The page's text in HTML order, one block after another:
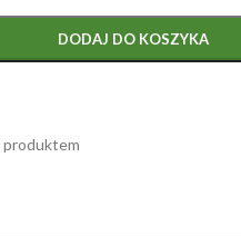
DODAJ DO KOSZYKA